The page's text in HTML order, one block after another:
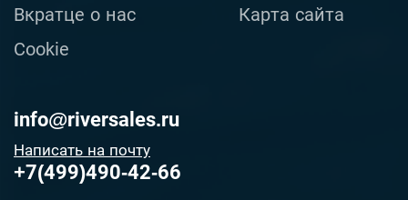
Вкратце о нас
Cookie
Карта сайта
info@riversales.ru
Написать на почту
+7(499)490-42-66